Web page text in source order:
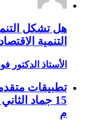
هل تشكل
التنمية
الأستاذ الدكتور
م